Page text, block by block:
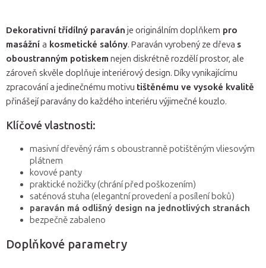
Dekorativní třídílný paraván je originálním doplňkem pro
masážní a kosmetické salóny. Paraván vyrobený ze dřeva s
oboustranným potiskem nejen diskrétně rozdělí prostor, ale
zároveň skvěle doplňuje interiérový design. Díky vynikajícímu
zpracování a jedinečnému motivu tištěnému ve vysoké kvalitě
přinášejí paravány do každého interiéru výjimečné kouzlo.
Klíčové vlastnosti:
masivní dřevěný rám s oboustranně potištěným vliesovým
plátnem
kovové panty
praktické nožičky (chrání před poškozením)
saténová stuha (elegantní provedení a posílení boků)
paraván má odlišný design na jednotlivých stranách
bezpečně zabaleno
Doplňkové parametry